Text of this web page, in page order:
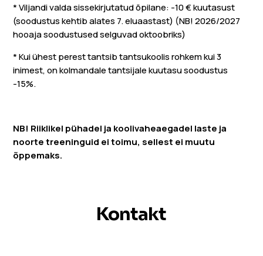
* Viljandi valda sissekirjutatud õpilane: -10 € kuutasust
(soodustus kehtib alates 7. eluaastast) (NB! 2026/2027
hooaja soodustused selguvad oktoobriks)
* Kui ühest perest tantsib tantsukoolis rohkem kui 3
inimest, on kolmandale tantsijale kuutasu soodustus
-15%.
​​NB! Riiklikel pühadel ja koolivaheaegadel laste ja
noorte treeninguid ei toimu, sellest ei muutu
õppemaks.
Kontakt